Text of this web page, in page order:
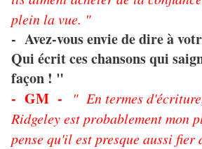
plein la vue. "
- Avez-vous envie de dire à
Qui écrit ces chansons qui
façon ! "
- GM -
" En termes
Ridgeley est probablement mon
pense qu'il est presque aussi fier